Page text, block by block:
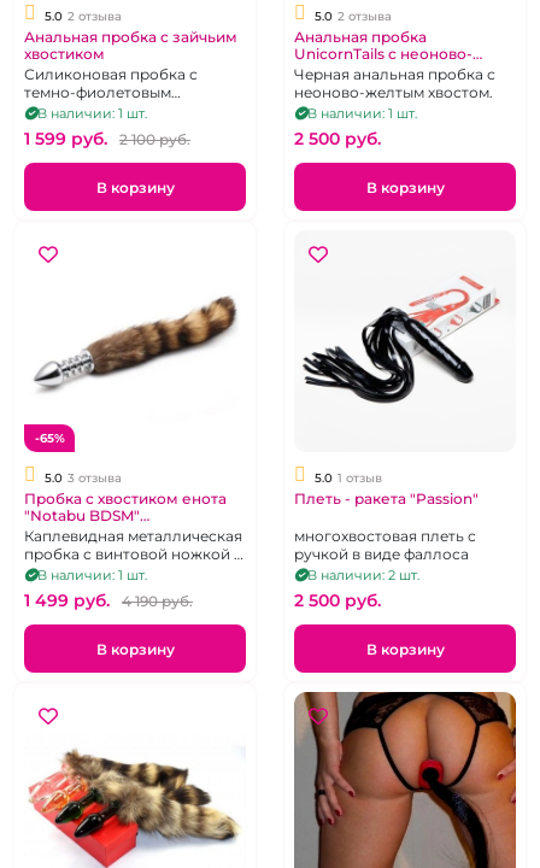
5.0 2 отзыва
Анальная пробка с зайчьим
хвостиком
Силиконовая пробка с
темно-фиолетовым
коротким хвостиком
В наличии: 1 шт.
1 599 pуб. 2 100 pуб.
В корзину
5.0 2 отзыва
Анальная пробка
UnicornTails с неоново-
желтым хвостом
Черная анальная пробка с
неоново-желтым хвостом.
В наличии: 1 шт.
2 500 pуб.
В корзину
-65%
5.0 3 отзыва
Пробка с хвостиком енота
"Notabu BDSM"
металлическая и ребристая
Каплевидная металлическая
пробка с винтовой ножкой и
хвостом.
В наличии: 1 шт.
1 499 pуб. 4 190 pуб.
В корзину
5.0 1 отзыв
Плеть - ракета "Passion"
многохвостовая плеть с
ручкой в виде фаллоса
В наличии: 2 шт.
2 500 pуб.
В корзину